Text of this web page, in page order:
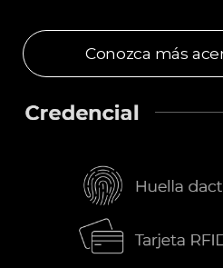
Conozca más